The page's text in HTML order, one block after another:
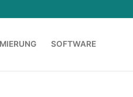
SOFTWARE